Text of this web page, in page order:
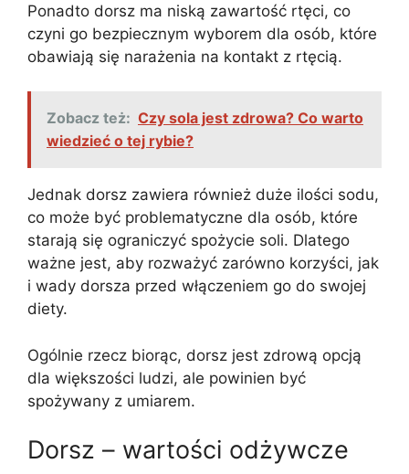
Ponadto dorsz ma niską zawartość rtęci, co
czyni go bezpiecznym wyborem dla osób, które
obawiają się narażenia na kontakt z rtęcią.
Zobacz też: Czy sola jest zdrowa? Co warto
wiedzieć o tej rybie?
Jednak dorsz zawiera również duże ilości sodu,
co może być problematyczne dla osób, które
starają się ograniczyć spożycie soli. Dlatego
ważne jest, aby rozważyć zarówno korzyści, jak
i wady dorsza przed włączeniem go do swojej
diety.
Ogólnie rzecz biorąc, dorsz jest zdrową opcją
dla większości ludzi, ale powinien być
spożywany z umiarem.
Dorsz – wartości odżywcze